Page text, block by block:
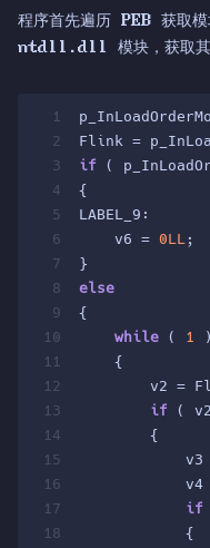
程序首先遍历 PEB 获取模
ntdll.dll 模块，获取其
1
2
3
4
5
6
7
8
9
10
11
12
13
14
15
16
17
18
Flink =
if (
{
LABEL_9:
    v6 =
0LL ;
}
else
{
while ( 1 )
    {
v2 =
if (
        {
v3
v4
if
            {